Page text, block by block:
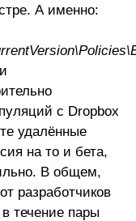
А именно:
Policies\
с Dropbox
удалённые
на то и бета,
В общем,
разработчиков
течение пары